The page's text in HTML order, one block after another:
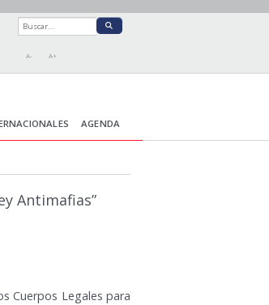
A- A+
AGENDA
Antimafias”
Cuerpos Legales para